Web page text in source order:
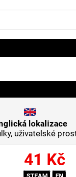
lokalizace
uživatelské
41 Kč
STEAM EN